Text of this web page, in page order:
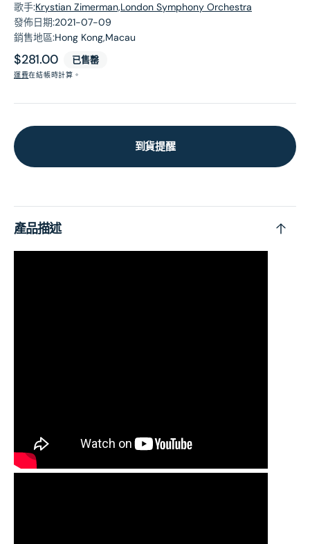
歌手:Krystian Zimerman,London Symphony Orchestra
發佈日期:2021-07-09
銷售地區:Hong Kong,Macau
原
價
$281.00 已售罄
運費在結帳時計算。
到貨提醒
產品描述